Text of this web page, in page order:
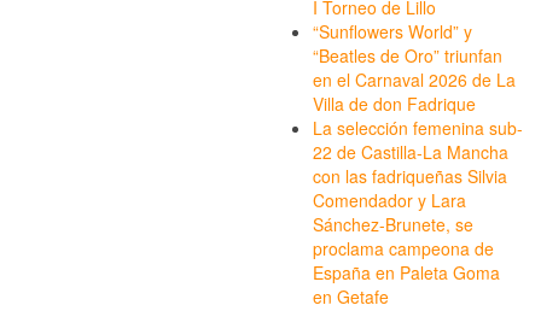
I Torneo de Lillo
“Sunflowers World” y
“Beatles de Oro” triunfan
en el Carnaval 2026 de La
Villa de don Fadrique
La selección femenina sub-
22 de Castilla-La Mancha
con las fadriqueñas Silvia
Comendador y Lara
Sánchez-Brunete, se
proclama campeona de
España en Paleta Goma
en Getafe